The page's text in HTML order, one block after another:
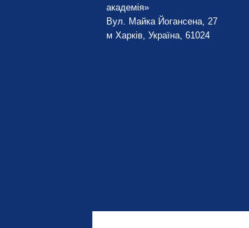
академія»
Вул. Майка Йогансена, 27
м Харків, Україна, 61024